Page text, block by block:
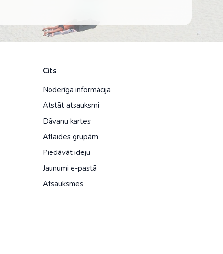
Cits
Noderīga informācija
Atstāt atsauksmi
Dāvanu kartes
Atlaides grupām
Piedāvāt ideju
Jaunumi e-pastā
Atsauksmes